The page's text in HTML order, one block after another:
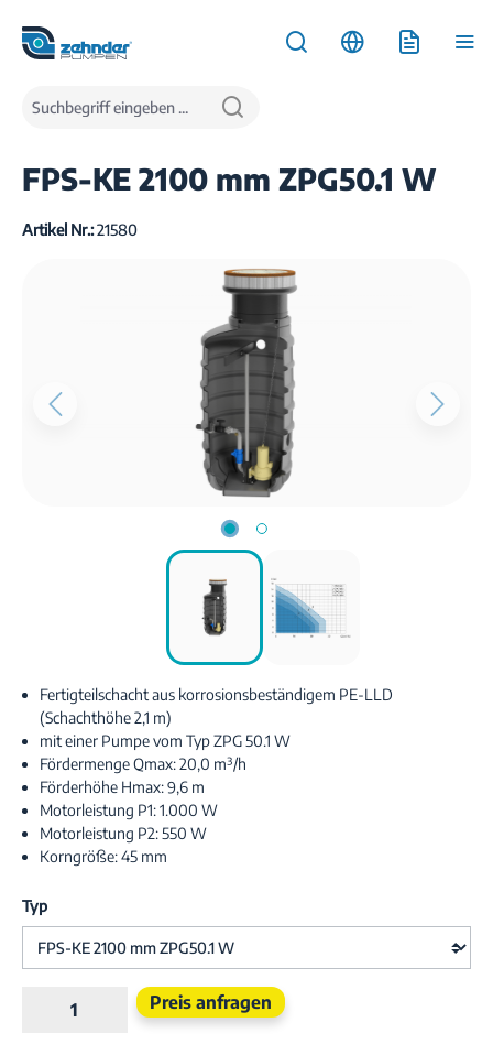
springen
Produkte Wasserentsorgung
FPS-KE 2100 mm ZPG50.1 W
Artikel Nr.:21580
Fertigteilschacht aus korrosionsbeständigem PE-LLD
(Schachthöhe 2,1 m)
mit einer Pumpe vom Typ ZPG 50.1 W
Fördermenge Qmax: 20,0 m³/h
Förderhöhe Hmax: 9,6 m
Motorleistung P1: 1.000 W
Motorleistung P2: 550 W
Korngröße: 45 mm
Typ
Produkt Anzahl: Gib den gewünschten
Preis anfragen